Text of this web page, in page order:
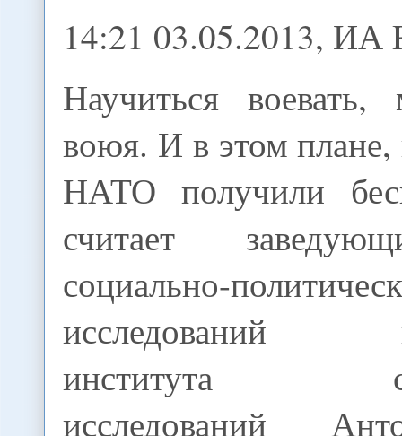
14:21 03.05.2013, ИА
Научиться
воюя. И в этом
НАТО получили
считает
социально-
исследований
института
исследований